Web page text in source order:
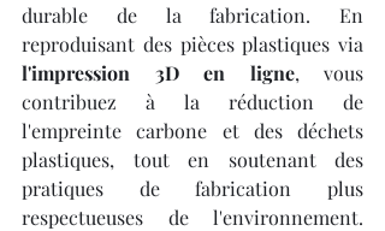
durable de la fabrication. En
l'impression 3D en ligne, vous
contribuez à la réduction de
l'empreinte carbone et des déchets
plastiques, tout en soutenant des
pratiques de fabrication plus
respectueuses de l'environnement.